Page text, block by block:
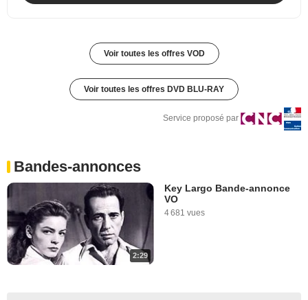
Voir toutes les offres VOD
Voir toutes les offres DVD BLU-RAY
Service proposé par
Bandes-annonces
2:29
Key Largo Bande-annonce
VO
4 681 vues